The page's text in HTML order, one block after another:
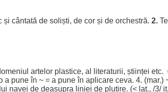
și cântată de soliști, de cor și de orchestră. 2.
artelor plastice, al literaturii, științei etc.
a pune în ~ = a pune în aplicare ceva. 4. (mar.)
navei de deasupra liniei de plutire. (< lat., /3/ it.